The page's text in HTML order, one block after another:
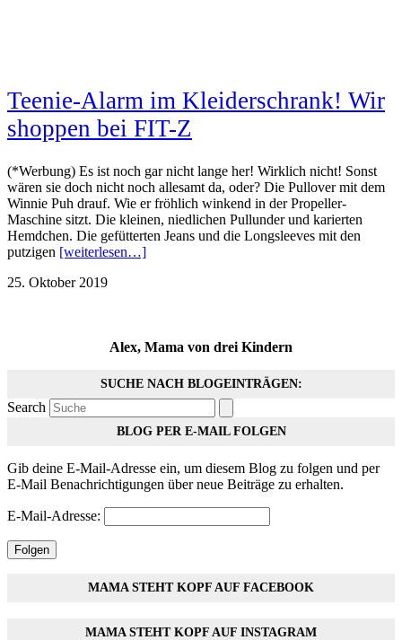
Teenie-Alarm im Kleiderschrank! Wir
shoppen bei FIT-Z
(*Werbung) Es ist noch gar nicht lange her! Wirklich nicht! Sonst
wären sie doch nicht noch allesamt da, oder? Die Pullover mit dem
Winnie Puh drauf. Wie er fröhlich winkend in der Propeller-
Maschine sitzt. Die kleinen, niedlichen Pullunder und karierten
Hemdchen. Die gefütterten Jeans und die Longsleeves mit den
putzigen [weiterlesen…]
25. Oktober 2019
Alex, Mama von drei Kindern
SUCHE NACH BLOGEINTRÄGEN:
Search
BLOG PER E-MAIL FOLGEN
Gib deine E-Mail-Adresse ein, um diesem Blog zu folgen und per
E-Mail Benachrichtigungen über neue Beiträge zu erhalten.
E-Mail-Adresse:
Folgen
MAMA STEHT KOPF AUF FACEBOOK
MAMA STEHT KOPF AUF INSTAGRAM